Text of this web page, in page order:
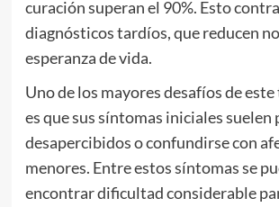
curación superan el 90%. Esto
diagnósticos tardíos, que reducen
esperanza de vida.
Uno de los mayores desafíos de
es que sus síntomas iniciales suelen
desapercibidos o confundirse con
menores. Entre estos síntomas se
encontrar dificultad considerable